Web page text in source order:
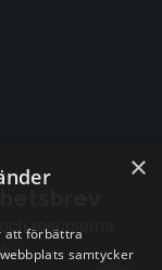
resurserna
×
att förbättra
samtycker